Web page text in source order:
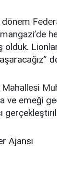
olduk.
ve emeği
Ajansı